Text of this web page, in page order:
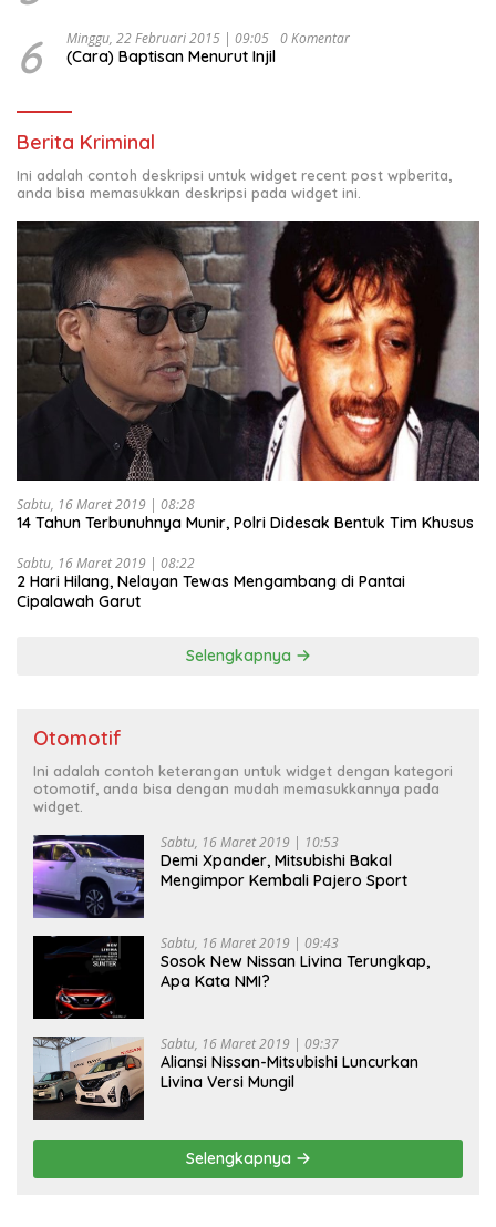
6 Minggu, 22 Februari 2015 | 09:05 0 Komentar
(Cara) Baptisan Menurut Injil
Berita Kriminal
Ini adalah contoh deskripsi untuk widget recent post wpberita,
anda bisa memasukkan deskripsi pada widget ini.
Sabtu, 16 Maret 2019 | 08:28
14 Tahun Terbunuhnya Munir, Polri Didesak Bentuk Tim Khusus
Sabtu, 16 Maret 2019 | 08:22
2 Hari Hilang, Nelayan Tewas Mengambang di Pantai
Cipalawah Garut
Selengkapnya
Otomotif
Ini adalah contoh keterangan untuk widget dengan kategori
otomotif, anda bisa dengan mudah memasukkannya pada
widget.
Sabtu, 16 Maret 2019 | 10:53
Demi Xpander, Mitsubishi Bakal
Mengimpor Kembali Pajero Sport
Sabtu, 16 Maret 2019 | 09:43
Sosok New Nissan Livina Terungkap,
Apa Kata NMI?
Sabtu, 16 Maret 2019 | 09:37
Aliansi Nissan-Mitsubishi Luncurkan
Livina Versi Mungil
Selengkapnya